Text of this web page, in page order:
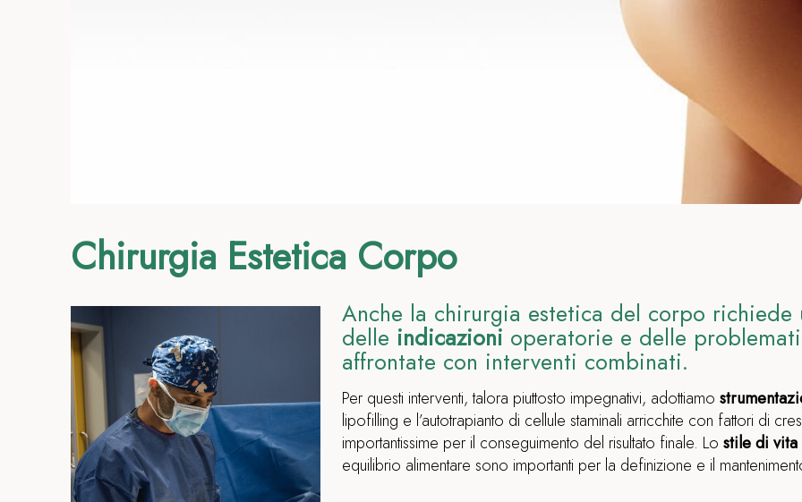
Chirurgia Estetica Corpo
Anche la chirurgia estetica del corpo richiede
delle indicazioni operatorie e delle
affrontate con interventi combinati.
Per questi interventi, talora piuttosto impegnativi, adottiamo
lipofilling e l’autotrapianto di cellule staminali arricchite con fattori di
importantissime per il conseguimento del risultato finale. Lo stile di vita
equilibrio alimentare sono importanti per la definizione e il